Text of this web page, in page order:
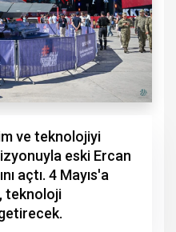
ve teknolojiyi
eski Ercan
açtı. 4 Mayıs'a
teknoloji